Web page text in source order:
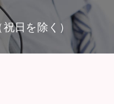
日を除く）